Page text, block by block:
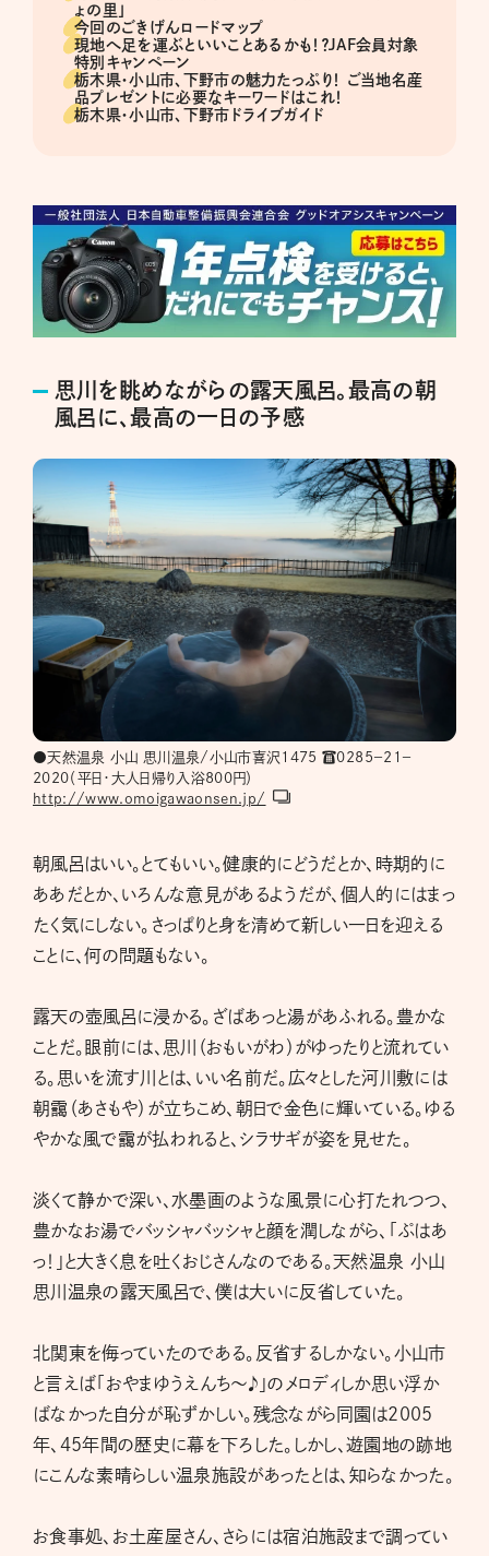
ょの里」
今回のごきげんロードマップ
現地へ足を運ぶといいことあるかも！？JAF会員対象
特別キャンペーン
栃木県・小山市、下野市の魅力たっぷり！ ご当地名産
品プレゼントに必要なキーワードはこれ！
栃木県・小山市、下野市ドライブガイド
思川を眺めながらの露天風呂。最高の朝
風呂に、最高の一日の予感
●天然温泉 小山 思川温泉/小山市喜沢1475 ☎︎0285－21－
2020（平日・大人日帰り入浴800円）
http://www.omoigawaonsen.jp/
朝風呂はいい。とてもいい。健康的にどうだとか、時期的に
ああだとか、いろんな意見があるようだが、個人的にはまっ
たく気にしない。さっぱりと身を清めて新しい一日を迎える
ことに、何の問題もない。
露天の壺風呂に浸かる。ざばあっと湯があふれる。豊かな
ことだ。眼前には、思川（おもいがわ）がゆったりと流れてい
る。思いを流す川とは、いい名前だ。広々とした河川敷には
朝靄（あさもや）が立ちこめ、朝日で金色に輝いている。ゆる
やかな風で靄が払われると、シラサギが姿を見せた。
淡くて静かで深い、水墨画のような風景に心打たれつつ、
豊かなお湯でバッシャバッシャと顔を潤しながら、「ぷはあ
っ！」と大きく息を吐くおじさんなのである。天然温泉 小山
思川温泉の露天風呂で、僕は大いに反省していた。
北関東を侮っていたのである。反省するしかない。小山市
と言えば「おやまゆうえんち～♪」のメロディしか思い浮か
ばなかった自分が恥ずかしい。残念ながら同園は2005
年、45年間の歴史に幕を下ろした。しかし、遊園地の跡地
にこんな素晴らしい温泉施設があったとは、知らなかった。
お食事処、お土産屋さん、さらには宿泊施設まで調ってい